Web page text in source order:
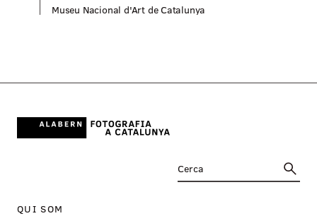
Museu Nacional d'Art de Catalunya
QUI SOM